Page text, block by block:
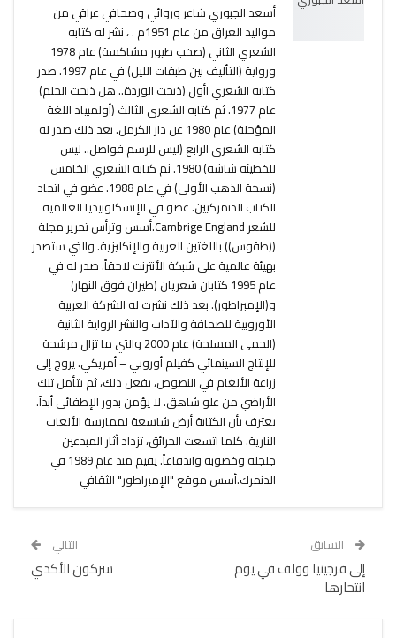
أسعد الجبوري شاعر وروائي وصحافي عراقي من
مواليد العراق من عام 1951م . ، نشر له كتابه
الشعري الثاني (صخب طيور مشاكسة) عام 1978
ورواية (التأليف بين طبقات الليل) في عام 1997. صدر
كتابه الشعري اأول (ذبحت الوردة.. هل ذبحت الحلم)
عام 1977. ثم كتابه الشعري الثالث (أولمبياد اللغة
المؤجلة) عام 1980 عن دار الكرمل. بعد ذلك صدر له
كتابه الشعري الرابع (ليس للرسم فواصل.. ليس
للخطيئة شاشة) 1980. ثم كتابه الشعري الخامس
(نسخة الذهب الأولى) في عام 1988. عضو في اتحاد
الكتاب الدنمركيين. عضو في الإنسكلوبيديا العالمية
للشعر Cambrige England.أسس وترأس تحرير مجلة
((طقوس)) باللغتين العربية والإنكليزية. والتي ستصدر
بهيئة عالمية على شبكة الأنترنت لاحقاً. صدر له في
عام 1995 كتابان شعريان (طيران فوق النهار)
و(الإمبراطور). بعد ذلك نشرت له الشركة العربية
الأوروبية للصحافة والآداب والنشر الرواية الثانية
(الحمى المسلحة) عام 2000 والتي ما تزال مرشحة
للإنتاج السينمائي كفيلم أوروبي – أمريكي. يروج إلى
زراعة الألغام في النصوص، يفعل ذلك، ثم يتأمل تلك
الأراضي من علو شاهق. لا يؤمن بدور الإطفائي أبداً.
يعترف بأن الكتابة أرض شاسعة لممارسة الألعاب
النارية. كلما اتسعت الحرائق، تزداد آثار المبدعين
جلجلة وخصوبة واندفاعاً. يقيم منذ عام 1989 في
الدنمرك.أسس موقع "الإمبراطور" الثقافي
السابق
إلى فرجينيا وولف في يوم
انتحارها
التالي
سركون الأكدي